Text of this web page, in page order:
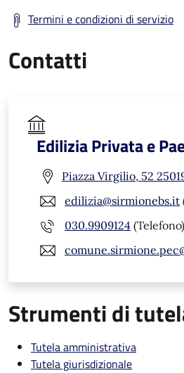
Termini e condizioni di servizio
Contatti
Edilizia Privata e
Piazza Virgilio, 52
edilizia@sirmionebs.it
030.9909124 (Telefono)
Strumenti di
Tutela amministrativa
Tutela giurisdizionale